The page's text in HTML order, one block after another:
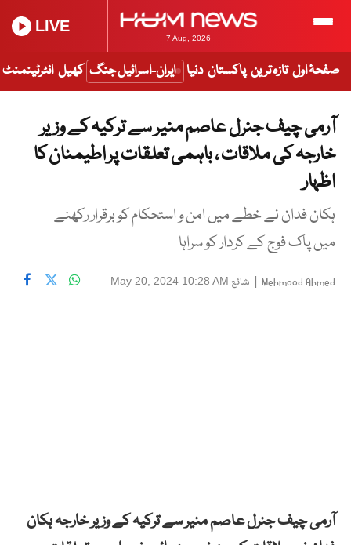
7 Aug, 2026
LIVE
صفحۂ اول تازہ ترین پاکستان دنیا ایران-اسرائیل جنگ کھیل انٹرٹینمنٹ
آرمی چیف جنرل عاصم منیر سے ترکیہ کے وزیر
خارجہ کی ملاقات ، باہمی تعلقات پر اطیمنان کا
اظہار
ہکان فدان نے خطے میں امن و استحکام کو برقرار رکھنے
میں پاک فوج کے کردار کو سراہا
Mehmood Ahmed
| شائع May 20, 2024 10:28 AM
آرمی چیف جنرل عاصم منیر سے ترکیہ کے وزیر خارجہ ہکان